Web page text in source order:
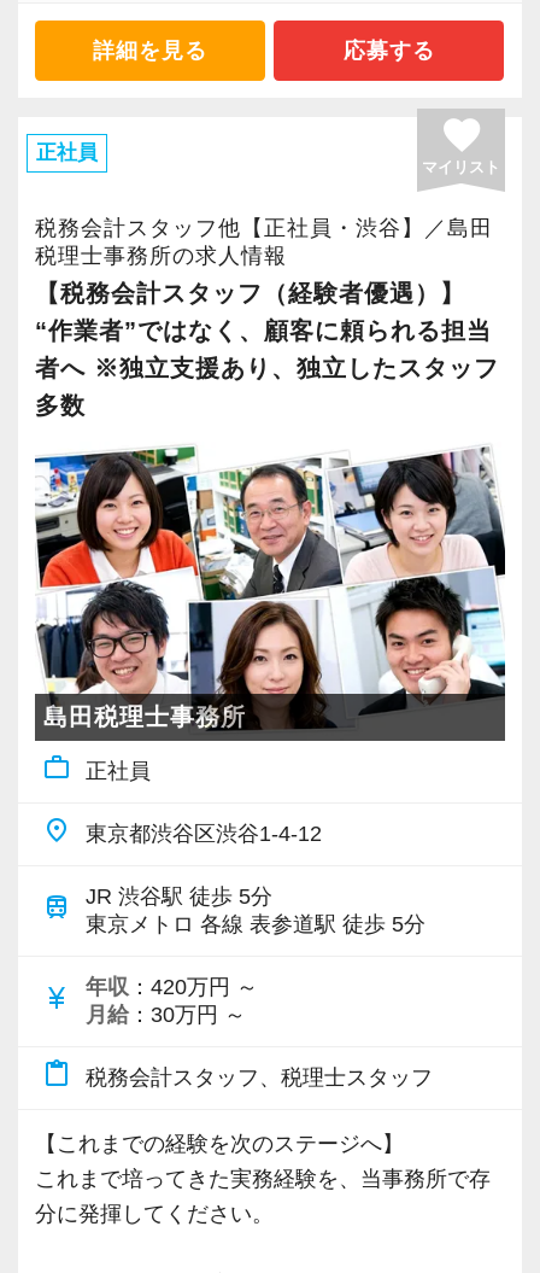
ったことの相談先にも迷わず、何でもすぐに聞
くことができて安心です。
数字が好きで人と関わるのが好きな人でした
ら、この仕事に向いていると思います。
お客様からの「ありがとう」が、最大のやりが
いになります！
はじめての仕事には不安もあるかもしれません
が、当社は同じ目標をもったインターンの数も
多く心強いですよ。やる気のある方、ご応募お
待ちしています！
けるために「情熱家であれ！」がモットーで
【求職者へのメッセージ】
当社では、「こうなりたい」という将来のキャ
そのため、採用面接では「1年後、3年後、5年後
にどうなりたいか？」を必ずお聞きします。
たとえば希望年収があれば、その目標に向けて
どう仕事をすればいいのか具体的にお伝えしま
すので気軽に相談してください。
当社は積極的な人に惜しみなくチャンスを与え
るというスタイルで、経験年数を積めば自動的
にキャリアアップするという仕組みになっては
いません。
ですから、ステップアップしたい人は、遠慮な
く自分から手を挙げてください。
「挑戦」と「成長」を後押しする社風なので失
敗を恐れずに目標に向かってチャレンジするこ
とができます。
ことができませんでした。
後のキャリアを考えて転職を決意し、当社に入
社しました。
点を任されています。
積極的に手を挙げるアクティブな人には向いて
いる会社です。
私も新しい経験にチャレンジしたいと思い、渋
働いています。
現在は、業界全体でIT化が進んでいることやコ
ロナにより、私たちも既存のワークフローの改
善に取り組んでいます。
例えば、
・各デスクにデュアルモニターを設置しながら
社員の業務効率UP
・FAXなどのペーパーレス化の実現
・WEB（クラウド）での文章共有や文書管理シ
ステムの導入
・申告業務は「e-Tax」を用いて対応
・「Zoom」でのオンライン会議や打合わせの実
践 など
【色んなキャリアパスを用意しています！】
当法人ではクライアントに対して相続や起業支
援など、随時複数のプロジェクトを進行してい
ます。
意欲次第で、それらのプロジェクトを仕切る
また、役職では「課長」などへの昇給チャンス
ーをマネジメントしながら案件を差配できま
【経験を活かしながら資格取得も可能！】
ーしています。
平日に進学している社員も在席中です。
当法人の今の環境があるからこそ試験前にまと
まった休暇を取ることができ、試験の合格へ向
ルや経験を教えてください。
『あなたが成りたい自分を見つけられる職場環
境』を提供できると思います！
【常に安定性&働きやすい環境を整備していま
①高い利益率を生み出す
現在事務所全体で約1200社との顧問契約があり
ます。
なんと契約の7割がクライアント訪問しない「簡
易顧問契約」となり、年々順調に顧問先が増加
しています。
②資格取得を徹底サポート
社内には資格取得ために勉強中の社員も多数在
籍。
様々な実務経験を積むことができ、資格取得に
向け仲間と切磋琢磨できる環境があります。
他にも試験前にはまとまった休暇取得が可能で
す。
③残業少なめ&年間休日120日以上
当法人では個々の実力、効率性・生産性を重視
しています。
考え方としては残業して仕事をしなければいけ
ないということではなく、効率的に仕事を行
と提供したいという社長の想いがあります。
実際に社員の平均残業時間は月10時間～15時間
程度、休みも完全週休2日や有給休暇も取得しや
働く社員ほとんどがオンオフしっかりとつけて
働いています。
種からの転職で活躍中の社員多数在籍！】
今回、クライアント増加とより一層のサービス
向上を目指し、「東京事務所」で社員の増員を
行っています。
東京事務所は渋谷駅から徒歩5分の好立地にあ
り、15名の社員が在席しています。
未経験クラスのポジションとして求めているの
は、税務会計の知識や経験ではなく、あなたが
これまでしてきた社会人経験です。
当法人には異業種からの転職で活躍している社
これまでの経験が活かせるケースもあること
や、充実した新人研修制度やOJTなどで一から
実務経験を積むことが可能です。
安定した環境と充実した研修制度を使いなが
ら、自分のスキルアップとキャリアアップを叶
えたいという方は、当法人で着実に成長してみ
ませんか？
【日々の業務を通じて幅広い知識・経験を身に
つけることが可能！】
主な仕事内容は月次監査・決算申告・確定申
告・年末調整・税務相談などです。
当法人では分業制を確立しており記帳代行は専
必要な業務に集中して頂けます。
また当法人の中である程度の経験を積んで頂い
た後、税務会計業務以外にも労務・法務・融
資・各種行政手続きなども担当します。
中小企業・個人事業主を支援する専門家とし
て、経営管理全般の幅広い知識が習得可能で
詳細を見る 応募する
正社員 favorite
マイリスト
税務会計スタッフ他【正社員・渋谷】／島田
税理士事務所の求人情報
【税務会計スタッフ（経験者優遇）】
“作業者”ではなく、顧客に頼られる担当
者へ ※独立支援あり、独立したスタッフ
多数
島田税理士事務所
work_outline 正社員
place 東京都渋谷区渋谷1-4-12
train
JR 渋谷駅 徒歩 5分
東京メトロ 各線 表参道駅 徒歩 5分
currency_yen 年収 ：420万円 ～
月給 ：30万円 ～
content_paste 税務会計スタッフ、税理士スタッフ
【これまでの経験を次のステージへ】
これまで培ってきた実務経験を、当事務所で存
分に発揮してください。